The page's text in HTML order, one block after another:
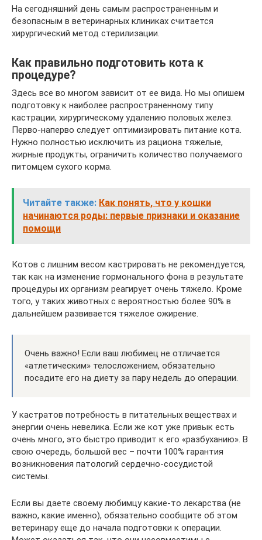
На сегодняшний день самым распространенным и
безопасным в ветеринарных клиниках считается
хирургический метод стерилизации.
Как правильно подготовить кота к
процедуре?
Здесь все во многом зависит от ее вида. Но мы опишем
подготовку к наиболее распространенному типу
кастрации, хирургическому удалению половых желез.
Перво-наперво следует оптимизировать питание кота.
Нужно полностью исключить из рациона тяжелые,
жирные продукты, ограничить количество получаемого
питомцем сухого корма.
Читайте также: Как понять, что у кошки
начинаются роды: первые признаки и оказание
помощи
Котов с лишним весом кастрировать не рекомендуется,
так как на изменение гормонального фона в результате
процедуры их организм реагирует очень тяжело. Кроме
того, у таких животных с вероятностью более 90% в
дальнейшем развивается тяжелое ожирение.
Очень важно! Если ваш любимец не отличается
«атлетическим» телосложением, обязательно
посадите его на диету за пару недель до операции.
У кастратов потребность в питательных веществах и
энергии очень невелика. Если же кот уже привык есть
очень много, это быстро приводит к его «разбуханию». В
свою очередь, большой вес – почти 100% гарантия
возникновения патологий сердечно-сосудистой
системы.
Если вы даете своему любимцу какие-то лекарства (не
важно, какие именно), обязательно сообщите об этом
ветеринару еще до начала подготовки к операции.